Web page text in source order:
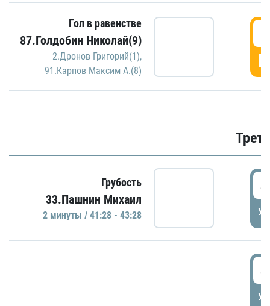
Гол в равенстве
87.Голдобин Николай(9)
2.Дронов Григорий(1),
91.Карпов Максим А.(8)
Грубость
33.Пашнин Михаил
2 минуты / 41:28 - 43:28